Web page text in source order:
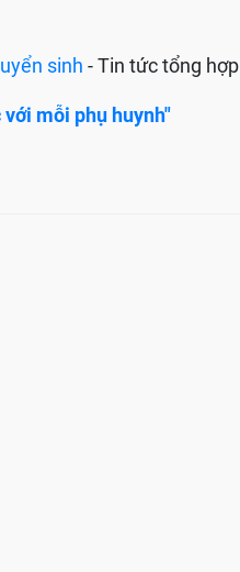
sinh - Tin tức tổng hợp
mỗi phụ huynh"